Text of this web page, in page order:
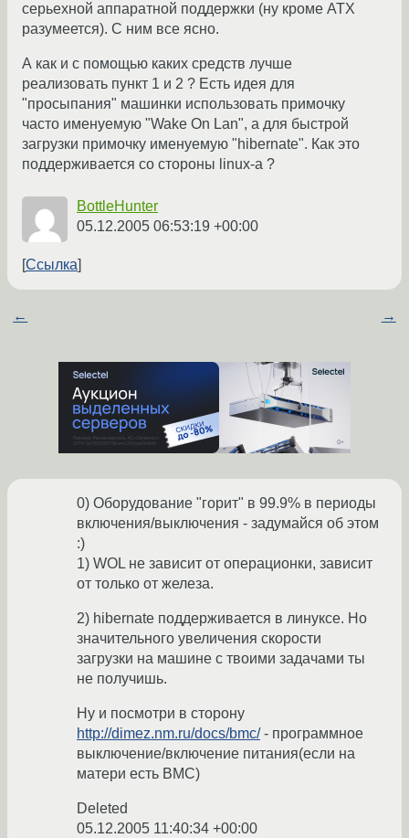
серьехной аппаратной поддержки (ну кроме ATX
разумеется). С ним все ясно.
А как и с помощью каких средств лучше
реализовать пункт 1 и 2 ? Есть идея для
"просыпания" машинки использовать примочку
часто именуемую "Wake On Lan", а для быстрой
загрузки примочку именуемую "hibernate". Как это
поддерживается со стороны linux-а ?
BottleHunter
05.12.2005 06:53:19 +00:00
Ссылка
← →
0) Оборудование "горит" в 99.9% в периоды
включения/выключения - задумайся об этом
:)
1) WOL не зависит от операционки, зависит
от только от железа.
2) hibernate поддерживается в линуксе. Но
значительного увеличения скорости
загрузки на машине с твоими задачами ты
не получишь.
Ну и посмотри в сторону
http://dimez.nm.ru/docs/bmc/- программное
выключение/включение питания(если на
матери есть BMC)
Deleted
05.12.2005 11:40:34 +00:00